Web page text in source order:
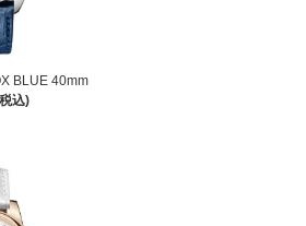
BLUE 40mm
込)